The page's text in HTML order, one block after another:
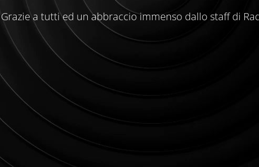
Grazie a tutti ed un abbraccio immenso dallo staff di